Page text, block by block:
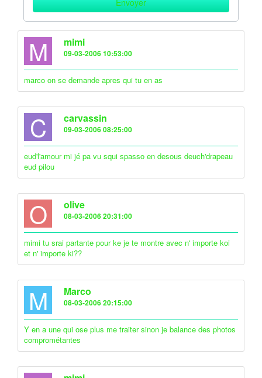
M mimi
09-03-2006 10:53:00
marco on se demande apres qui tu en as
C carvassin
09-03-2006 08:25:00
eud'l'amour mi jé pa vu squi spasso en desous deuch'drapeau
eud pilou
O olive
08-03-2006 20:31:00
mimi tu srai partante pour ke je te montre avec n' importe koi
et n' importe ki??
M Marco
08-03-2006 20:15:00
Y en a une qui ose plus me traiter sinon je balance des photos
comprométantes